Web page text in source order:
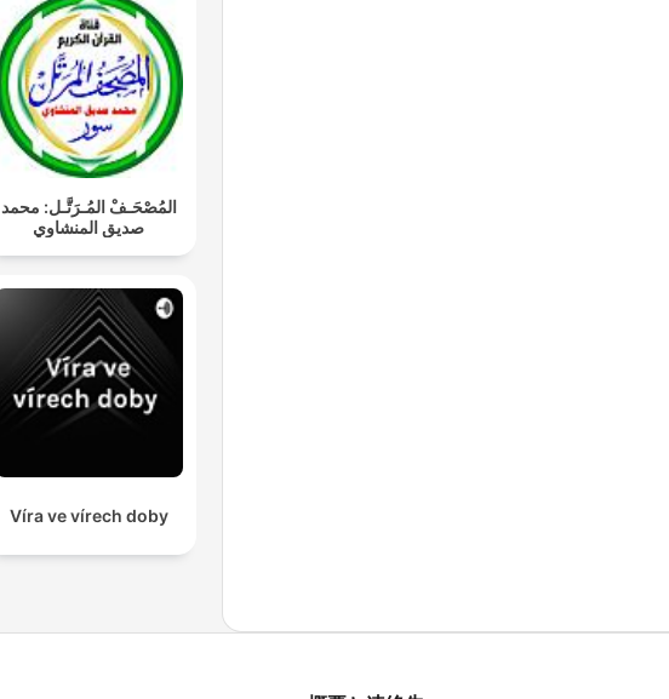
المُصْحَـفْ المُـرَتَّـل: محمد
صديق المنشاوي
Víra ve vírech doby